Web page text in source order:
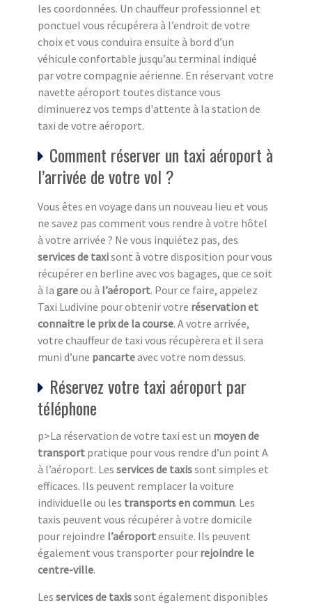
les coordonnées. Un chauffeur professionnel et
ponctuel vous récupérera à l’endroit de votre
choix et vous conduira ensuite à bord d’un
véhicule confortable jusqu’au terminal indiqué
par votre compagnie aérienne. En réservant votre
navette aéroport toutes distance vous
diminuerez vos temps d'attente à la station de
taxi de votre aéroport.
Comment réserver un taxi aéroport à
l’arrivée de votre vol ?
Vous êtes en voyage dans un nouveau lieu et vous
ne savez pas comment vous rendre à votre hôtel
à votre arrivée ? Ne vous inquiétez pas, des
services de taxisont à votre disposition pour vous
récupérer en berline avec vos bagages, que ce soit
à la gareou à l’aéroport. Pour ce faire, appelez
Taxi Ludivine pour obtenir votre réservation et
connaitre le prix de la course. A votre arrivée,
votre chauffeur de taxi vous récupèrera et il sera
muni d’une pancarteavec votre nom dessus.
Réservez votre taxi aéroport par
téléphone
p>La réservation de votre taxi est un moyen de
transport pratique pour vous rendre d’un point A
à l’aéroport. Les services de taxissont simples et
efficaces. Ils peuvent remplacer la voiture
individuelle ou les transports en commun. Les
taxis peuvent vous récupérer à votre domicile
pour rejoindre l’aéroportensuite. Ils peuvent
également vous transporter pour rejoindre le
centre-ville.
Les services de taxissont également disponibles